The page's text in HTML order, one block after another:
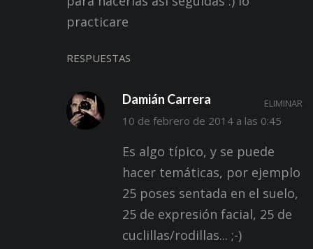
practicare
RESPUESTAS
Damián Carrera
10 de febrero de 2014 a las 0:45
Es algo típico, y se puede
hacer temáticas, por ejemplo
25 poses sentada en el suelo,
25 de expresión facial, 25 de
cuclillas/rodillas... ;-)
ELIMINAR